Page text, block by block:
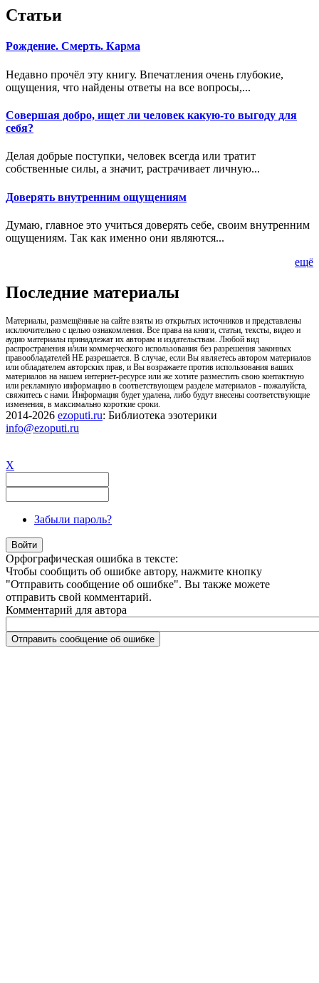
Статьи
Рождение. Смерть. Карма
Недавно прочёл эту книгу. Впечатления очень глубокие,
ощущения, что найдены ответы на все вопросы,...
Совершая добро, ищет ли человек какую-то выгоду для
себя?
Делая добрые поступки, человек всегда или тратит
собственные силы, а значит, растрачивает личную...
Доверять внутренним ощущениям
Думаю, главное это учиться доверять себе, своим внутренним
ощущениям. Так как именно они являются...
ещё
Последние материалы
Материалы, размещённые на сайте взяты из открытых источников и представлены
исключительно с целью ознакомления. Все права на книги, статьи, тексты, видео и
аудио материалы принадлежат их авторам и издательствам. Любой вид
распространения и/или коммерческого использования без разрешения законных
правообладателей НЕ разрешается. В случае, если Вы являетесь автором материалов
или обладателем авторских прав, и Вы возражаете против использования ваших
материалов на нашем интернет-ресурсе или же хотите разместить свою контактную
или рекламную информацию в соответствующем разделе материалов - пожалуйста,
свяжитесь с нами. Информация будет удалена, либо будут внесены соответствующие
изменения, в максимально короткие сроки.
2014-2026 ezoputi.ru: Библиотека эзотерики
info@ezoputi.ru
X
Забыли пароль?
Орфографическая ошибка в тексте:
Чтобы сообщить об ошибке автору, нажмите кнопку
"Отправить сообщение об ошибке". Вы также можете
отправить свой комментарий.
Комментарий для автора